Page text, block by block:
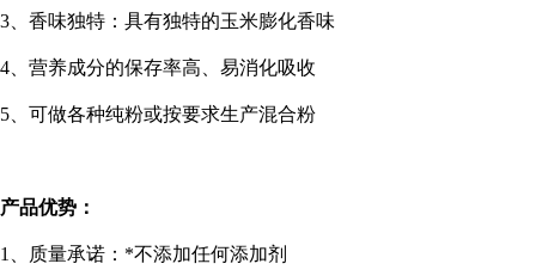
3 、香味独特：具有独特的玉米膨化香味
4 、营养成分的保存率高、易消化吸收
5 、可做各种纯粉或按要求生产混合粉
产品优势：
1 、质量承诺：*不添加任何添加剂